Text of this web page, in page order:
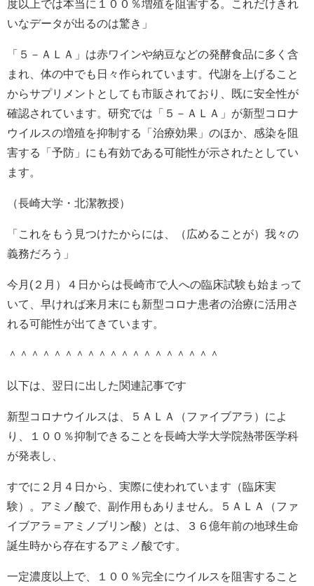
度以上では本当に１００％増殖を阻害する。これだけきれ
いなデータが出るのは驚き」
「５－ＡＬＡ」は赤ワインや納豆などの発酵食品に多く含
まれ、体の中でも日々作られています。代謝を上げること
からサプリメントとしても市販されており、既に安全性が
確認されています。研究では「５－ＡＬＡ」が新型コロナ
ウイルスの増殖を抑制する「治療効果」のほか、感染を阻
害する「予防」にも有効である可能性が示されたとしてい
ます。
（長崎大学・北潔教授）
「これをもう見つけたからには、（広めることが）我々の
義務だろう」
今月(２月）４日からは長崎市で人への臨床試験も始まって
いて、早ければ来月末にも新型コロナ患者の治療に活用さ
れる可能性が出てきています。
＾＾＾＾＾＾＾＾＾＾＾＾＾＾＾＾＾＾＾
以下は、翌日に出した関連記事です
新型コロナウイルスは、５ＡＬＡ（ファイブアラ）によ
り、１００％抑制できることを長崎大学大学院熱帯医学科
が発表し、
すでに２月４日から、実際に使われています（臨床実
験）。アミノ酸で、副作用もありません。５ＡＬＡ（ファ
イブアラ＝アミノブリン酸）とは、３６億年前の地球生命
誕生時から存在するアミノ酸です。
一定濃度以上で、１００％完全にウイルスを阻害すること